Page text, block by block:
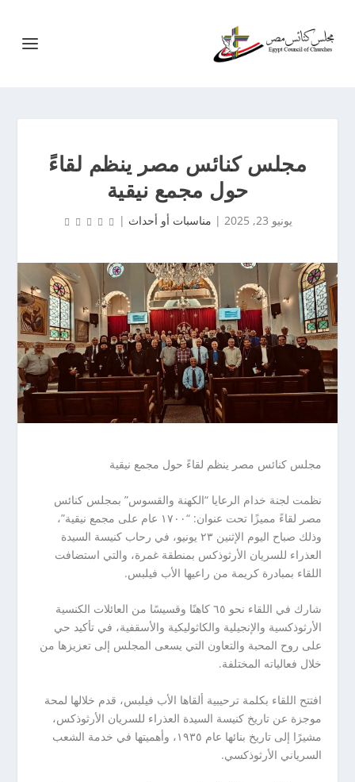
مجلس كنائس مصر ينظم لقاءً
حول مجمع نيقية
يونيو 23, 2025 | مناسبات أو أحداث |
مجلس كنائس مصر ينظم لقاءً حول مجمع نيقية
نظمت لجنة خدام الرعايا “الكهنة والقسوس” بمجلس كنائس
مصر لقاءً مميزًا تحت عنوان: “١٧٠٠ عام على مجمع نيقية”،
وذلك صباح اليوم الإثنين ٢٣ يونيو، في رحاب كنيسة السيدة
العذراء للسريان الأرثوذكس بمنطقة غمرة، والتي استضافت
اللقاء بمبادرة كريمة من راعيها الأب فيلبس.
شارك في اللقاء نحو ٦٥ كاهنًا وقسيسًا من العائلات الكنسية
الأرثوذكسية والإنجيلية والكاثوليكية والأسقفية، في تأكيد حي
على روح المحبة والتعاون التي يسعى المجلس إلى تعزيزها من
خلال فعالياته المختلفة.
افتتح اللقاء بكلمة ترحيبية ألقاها الأب فيلبس، قدم خلالها لمحة
موجزة عن تاريخ كنيسة السيدة العذراء للسريان الأرثوذكس،
مشيرًا إلى تاريخ بنائها عام ١٩٣٥، وأهميتها في خدمة الشعب
السرياني الأرثوذكسي.